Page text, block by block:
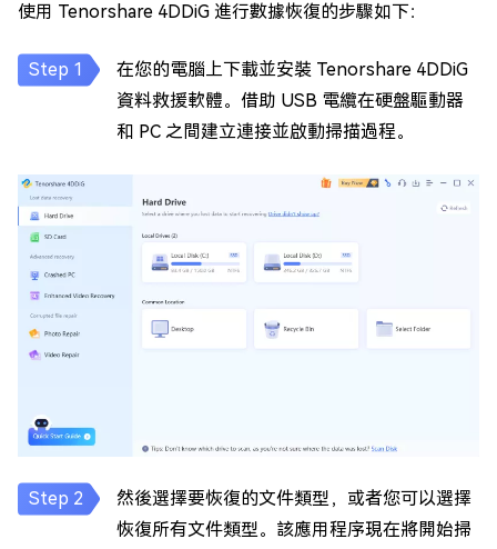
使用 Tenorshare 4DDiG 進行數據恢復的步驟如下：
在您的電腦上下載並安裝 Tenorshare 4DDiG
資料救援軟體。借助 USB 電纜在硬盤驅動器
和 PC 之間建立連接並啟動掃描過程。
然後選擇要恢復的文件類型，或者您可以選擇
恢復所有文件類型。該應用程序現在將開始掃